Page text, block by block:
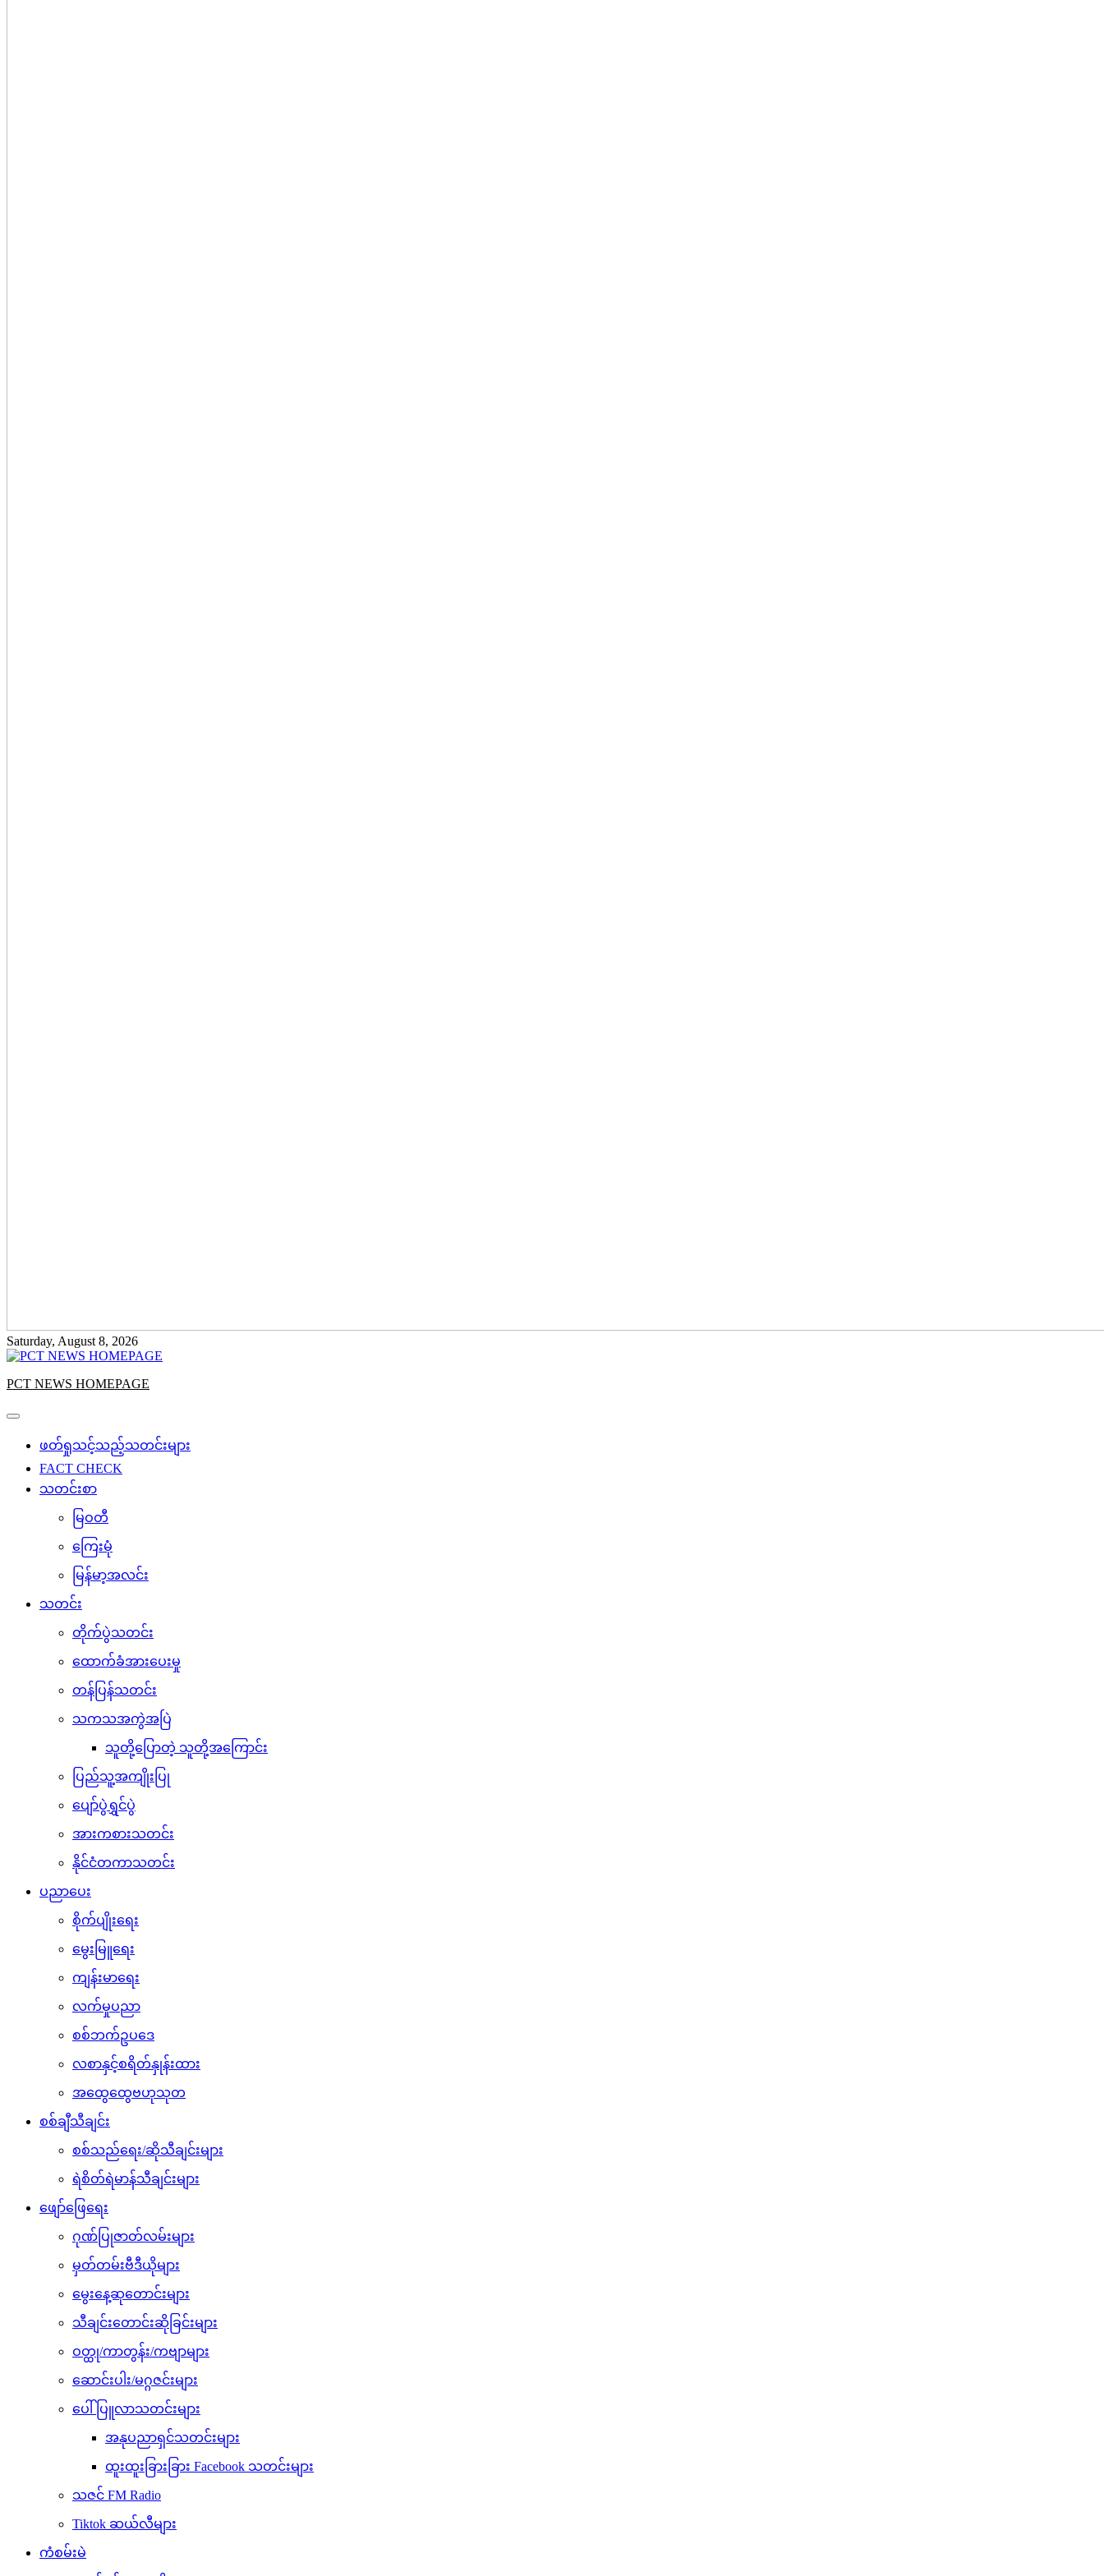
Saturday, August 8, 2026
PCT NEWS HOMEPAGE
ဖတ်ရှုသင့်သည့်သတင်းများ
FACT CHECK
သတင်းစာ
မြဝတီ
ကြေးမုံ
မြန်မာ့အလင်း
သတင်း
တိုက်ပွဲသတင်း
ထောက်ခံအားပေးမှု
တန်ပြန်သတင်း
သကသအကွဲအပြဲ
သူတို့ပြောတဲ့ သူတို့အကြောင်း
ပြည်သူ့အကျိုးပြု
ပျော်ပွဲရွှင်ပွဲ
အားကစားသတင်း
နိုင်ငံတကာသတင်း
ပညာပေး
စိုက်ပျိုးရေး
မွေးမြူရေး
ကျန်းမာရေး
လက်မှုပညာ
စစ်ဘက်ဥပဒေ
လစာနှင့်စရိတ်နှုန်းထား
အထွေထွေဗဟုသုတ
စစ်ချီသီချင်း
စစ်သည်ရေး/ဆိုသီချင်းများ
ရဲစိတ်ရဲမာန်သီချင်းများ
ဖျော်ဖြေရေး
ဂုဏ်ပြုဇာတ်လမ်းများ
မှတ်တမ်းဗီဒီယိုများ
မွေးနေ့ဆုတောင်းများ
သီချင်းတောင်းဆိုခြင်းများ
ဝတ္ထု/ကာတွန်း/ကဗျာများ
ဆောင်းပါး/မဂ္ဂဇင်းများ
ပေါ်ပြူလာသတင်းများ
အနုပညာရှင်သတင်းများ
ထူးထူးခြားခြား Facebook သတင်းများ
သဇင် FM Radio
Tiktok ဆယ်လီများ
ကံစမ်းမဲ